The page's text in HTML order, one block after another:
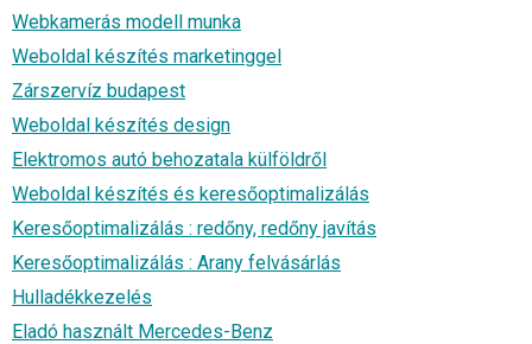
Webkamerás modell munka
Weboldal készítés marketinggel
Zárszervíz budapest
Weboldal készítés design
Elektromos autó behozatala külföldről
Weboldal készítés és keresőoptimalizálás
Keresőoptimalizálás : redőny, redőny javítás
Keresőoptimalizálás : Arany felvásárlás
Hulladékkezelés
Eladó használt Mercedes-Benz